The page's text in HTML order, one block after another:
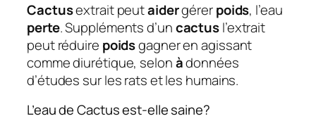
Cactusextrait peutaidergérerpoids, l’eau
perte. Suppléments d’uncactusl’extrait
peut réduire poidsgagner en agissant
comme diurétique, selonàdonnées
d’études sur les rats et les humains.
L’eau de Cactus est-elle saine?